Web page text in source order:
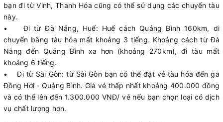
bạn đi từ Vinh, Thanh Hóa cũng có thể sử dụng các chuyến tàu
này.
• Đi từ Đà Nẵng, Huế: Huế cách Quảng Bình 160km, di
chuyển bằng tàu hỏa mất khoảng 3 tiếng. Khoảng cách từ Đà
Nẵng đến Quảng Bình xa hơn (khoảng 270km), đi tàu mất
khoảng 6 tiếng.
• Đi từ Sài Gòn: từ Sài Gòn bạn có thể đặt vé tàu hỏa đến ga
Đồng Hới - Quảng Bình. Giá vé thấp nhất khoảng 400.000 đồng
và có thể lên đến 1.300.000 VNĐ/ vé nếu bạn chọn loại có dịch
vụ chất lượng hơn.